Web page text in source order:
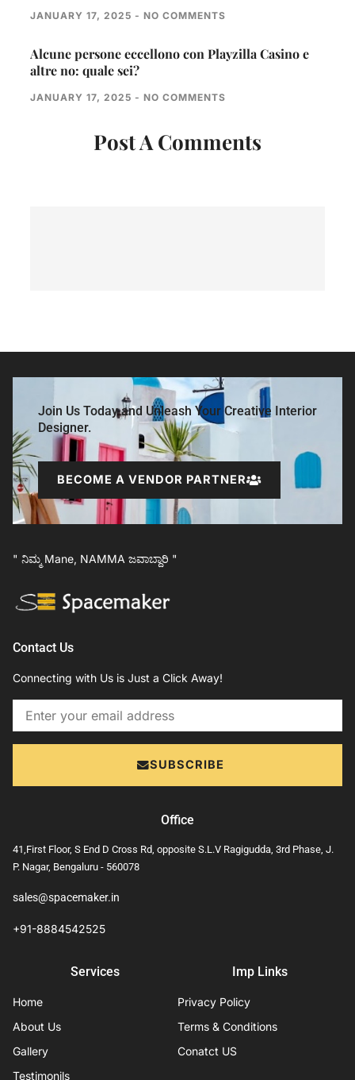
JANUARY 17, 2025 NO COMMENTS
Alcune persone eccellono con Playzilla Casino e
altre no: quale sei?
JANUARY 17, 2025 NO COMMENTS
Post A Comments
Join Us Today and Unleash Your Creative Interior
Designer.
BECOME A VENDOR PARTNER
" ನಿಮ್ಮ Mane, NAMMA ಜವಾಬ್ದಾರಿ "
Contact Us
Connecting with Us is Just a Click Away!
Email
SUBSCRIBE
Office
41,First Floor, S End D Cross Rd, opposite S.L.V Ragigudda, 3rd Phase, J.
P. Nagar, Bengaluru - 560078
sales@spacemaker.in
+91-8884542525
Services
Home
About Us
Gallery
Testimonils
Imp Links
Privacy Policy
Terms & Conditions
Conatct US